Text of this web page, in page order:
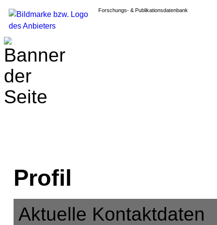
Forschungs- & Publikationsdatenbank
Profil
Aktuelle Kontaktdaten